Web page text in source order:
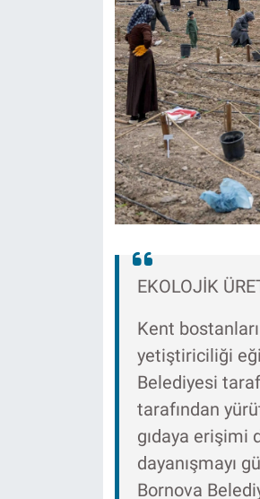
EKOLOJİK
Kent
yetiştiriciliği
Belediyesi
tarafından
gıdaya erişimi
dayanışmayı
Bornova